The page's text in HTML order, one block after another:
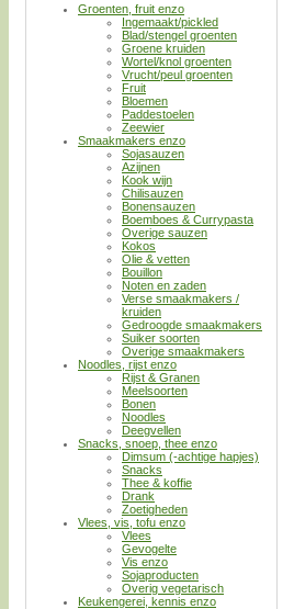
Groenten, fruit enzo
Ingemaakt/pickled
Blad/stengel groenten
Groene kruiden
Wortel/knol groenten
Vrucht/peul groenten
Fruit
Bloemen
Paddestoelen
Zeewier
Smaakmakers enzo
Sojasauzen
Azijnen
Kook wijn
Chilisauzen
Bonensauzen
Boemboes & Currypasta
Overige sauzen
Kokos
Olie & vetten
Bouillon
Noten en zaden
Verse smaakmakers /
kruiden
Gedroogde smaakmakers
Suiker soorten
Overige smaakmakers
Noodles, rijst enzo
Rijst & Granen
Meelsoorten
Bonen
Noodles
Deegvellen
Snacks, snoep, thee enzo
Dimsum (-achtige hapjes)
Snacks
Thee & koffie
Drank
Zoetigheden
Vlees, vis, tofu enzo
Vlees
Gevogelte
Vis enzo
Sojaproducten
Overig vegetarisch
Keukengerei, kennis enzo